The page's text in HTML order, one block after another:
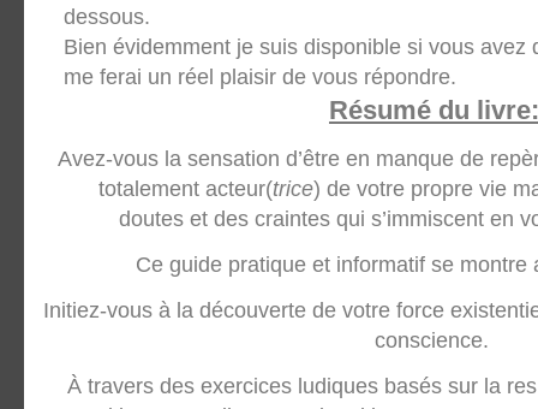
dessous.
Bien évidemment je suis disponible si vous avez
me ferai un réel plaisir de vous répondre.
Résumé du livre:
Avez-vous la sensation d’être en manque de
totalement acteur(trice) de votre propre vie
doutes et des craintes qui s’immiscent en
Ce guide pratique et informatif se
Initiez-vous à la découverte de votre force
conscience.
À travers des exercices ludiques basés sur la